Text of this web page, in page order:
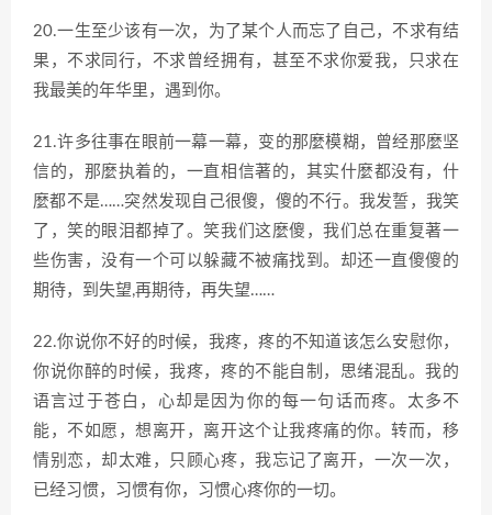
20.一生至少该有一次，为了某个人而忘了自己，不求有结
果，不求同行，不求曾经拥有，甚至不求你爱我，只求在
我最美的年华里，遇到你。
21.许多往事在眼前一幕一幕，变的那麼模糊，曾经那麼坚
信的，那麼执着的，一直相信著的，其实什麼都没有，什
麼都不是……突然发现自己很傻，傻的不行。我发誓，我笑
了，笑的眼泪都掉了。笑我们这麼傻，我们总在重复著一
些伤害，没有一个可以躲藏不被痛找到。却还一直傻傻的
期待，到失望,再期待，再失望……
22.你说你不好的时候，我疼，疼的不知道该怎么安慰你，
你说你醉的时候，我疼，疼的不能自制，思绪混乱。我的
语言过于苍白，心却是因为你的每一句话而疼。太多不
能，不如愿，想离开，离开这个让我疼痛的你。转而，移
情别恋，却太难，只顾心疼，我忘记了离开，一次一次，
已经习惯，习惯有你，习惯心疼你的一切。